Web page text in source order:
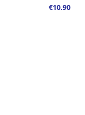
€